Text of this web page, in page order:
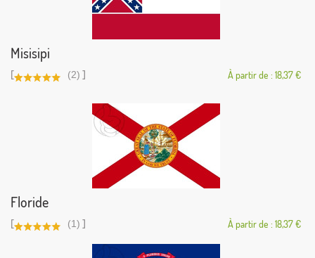
Misisipi
[ (2) ] À partir de : 18,37 €
Floride
[ (1) ] À partir de : 18,37 €